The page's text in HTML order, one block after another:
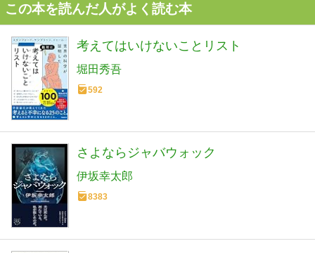
この本を読んだ人がよく読む本
考えてはいけないことリスト
堀田秀吾
592
さよならジャバウォック
伊坂幸太郎
8383